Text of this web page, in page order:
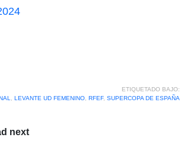
ETIQUETADO BAJO:
LEVANTE UD FEMENINO, RFEF, SUPERCOPA DE ESPAÑA
next